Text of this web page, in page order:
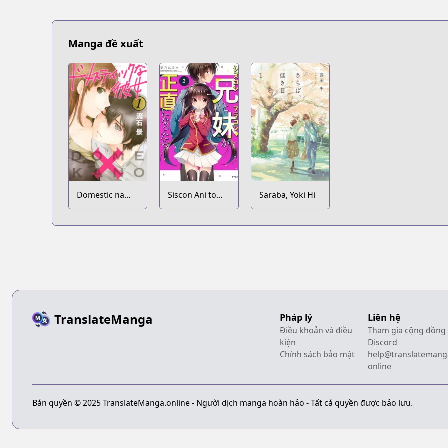
Manga đề xuất
Domestic na
Kanojo
Siscon Ani to
Brocon Imouto
Saraba, Yoki Hi
TranslateManga Pháp lý
Điều khoản và điều
kiện
Chính sách bảo mật
Liên hệ
Tham gia cộng đồng
Discord
online
Bản quyền © 2025 TranslateManga.online - Người dịch manga hoàn hảo - Tất cả quyền được bảo lưu.